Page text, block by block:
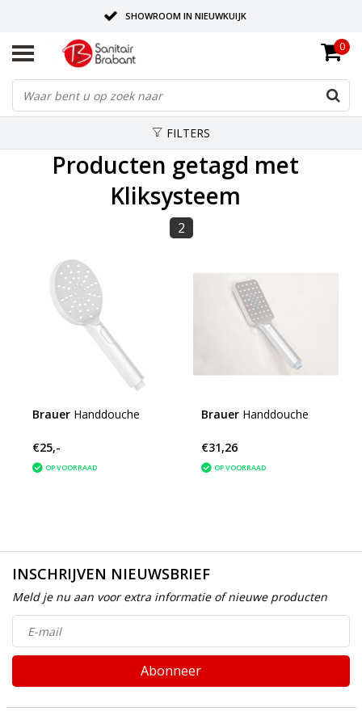
SHOWROOM IN NIEUWKUIJK
BEZORGING OP AFSPRAAK
LEVERING EN REALISATIE ONDER EEN DAK!
0
FILTERS
Producten getagd met
Kliksysteem
2
Brauer Handdouche
€25,-
OP VOORRAAD
Brauer Handdouche
€31,26
OP VOORRAAD
INSCHRIJVEN NIEUWSBRIEF
Meld je nu aan voor extra informatie of nieuwe producten
Abonneer